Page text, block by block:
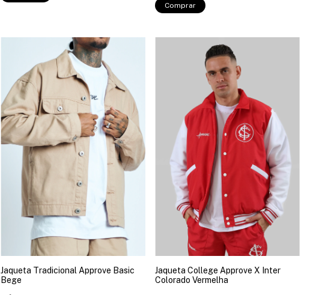
Comprar
Jaqueta Tradicional Approve Basic
Bege
Jaqueta College Approve X Inter
Colorado Vermelha